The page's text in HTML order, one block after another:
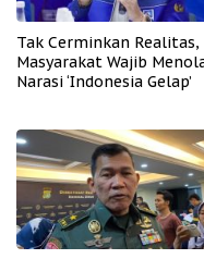
Tak Cerminkan Realitas,
Masyarakat Wajib
Narasi ‘Indonesia Gelap’